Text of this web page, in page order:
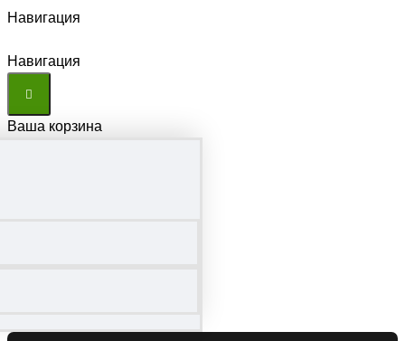
Навигация
Навигация
Ваша корзина